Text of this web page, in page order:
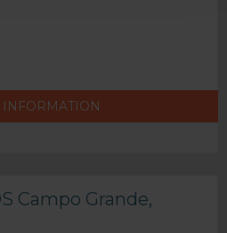
INFORMATION
Campo Grande,